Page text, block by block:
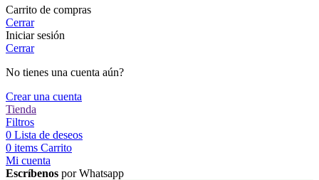
Carrito de compras
Cerrar
Iniciar sesión
Cerrar
No tienes una cuenta aún?
Crear una cuenta
Tienda
Filtros
0 Lista de deseos
0 items Carrito
Mi cuenta
Escríbenos por Whatsapp